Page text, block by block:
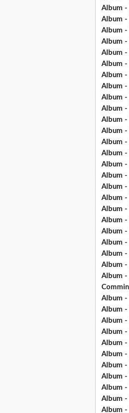
Album
Album -
Album
Album -
Album
Album
Album -
Album
Album
Album
Album -
Album -
Album -
Album -
Album
Album
Album
Album -
Album -
Album -
Album
Album
Album
Album
Album -
Album
Album
Album
Album
Album
Album
Album -
Album
Album -
Album
Album